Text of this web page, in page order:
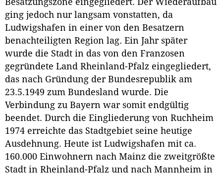
Besatzungszone eingegliedert. Der Wiederaufbau
ging jedoch nur langsam vonstatten, da
Ludwigshafen in einer von den Besatzern
benachteiligten Region lag. Ein Jahr später
wurde die Stadt in das von den Franzosen
gegründete Land Rheinland-Pfalz eingegliedert,
das nach Gründung der Bundesrepublik am
23.5.1949 zum Bundesland wurde. Die
Verbindung zu Bayern war somit endgültig
beendet. Durch die Eingliederung von Ruchheim
1974 erreichte das Stadtgebiet seine heutige
Ausdehnung. Heute ist Ludwigshafen mit ca.
160.000 Einwohnern nach Mainz die zweitgrößte
Stadt in Rheinland-Pfalz und nach Mannheim in